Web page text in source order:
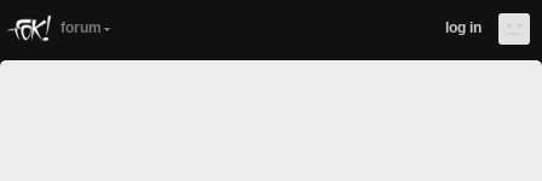
forum log in